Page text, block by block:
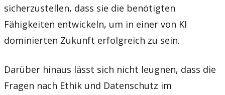
sicherzustellen, dass sie die benötigten
Fähigkeiten entwickeln, um in einer von KI
dominierten Zukunft erfolgreich zu sein.
Darüber hinaus lässt sich nicht leugnen, dass die
Fragen nach Ethik und Datenschutz im